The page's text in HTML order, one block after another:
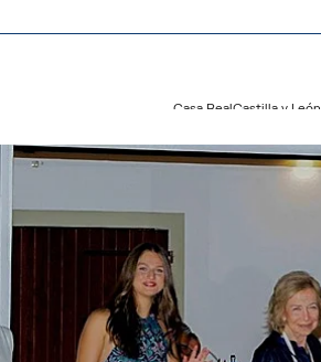
Casa RealCastilla y León